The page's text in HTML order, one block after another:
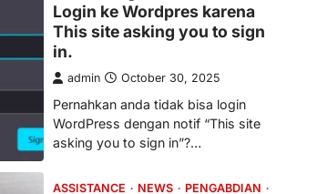
Dosen INHAFI Bawean
dampingi Kelompok
Peternak Kambing di
Gunungmenur: Dari 7
Menjadi 13 Ekor, Bukti Nyata
Pemberdayaan Ekonomi
Umat
Bawean (29 Okt 2025) — Dalam